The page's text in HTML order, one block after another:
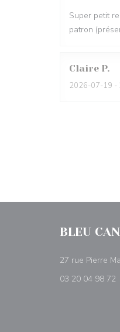
Super petit
patron
Claire P
2026-07-19 -
BLEU
27 rue Pierre
03 20 04 98 72